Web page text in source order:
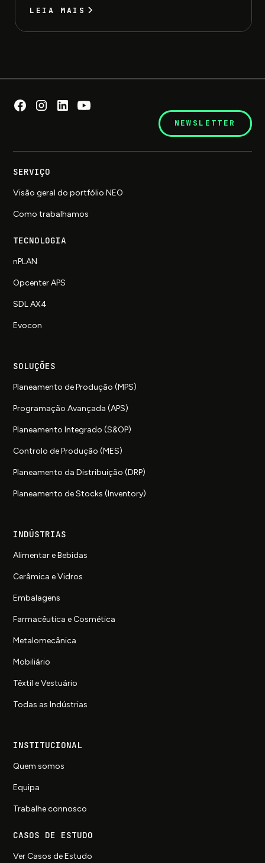
LEIA MAIS
NEWSLETTER
SERVIÇO
Visão geral do portfólio NEO
Como trabalhamos
TECNOLOGIA
nPLAN
Opcenter APS
SDL AX4
Evocon
SOLUÇÕES
Planeamento de Produção (MPS)
Programação Avançada (APS)
Planeamento Integrado (S&OP)
Controlo de Produção (MES)
Planeamento da Distribuição (DRP)
Planeamento de Stocks (Inventory)
INDÚSTRIAS
Alimentar e Bebidas
Cerâmica e Vidros
Embalagens
Farmacêutica e Cosmética
Metalomecânica
Mobiliário
Têxtil e Vestuário
Todas as Indústrias
INSTITUCIONAL
Quem somos
Equipa
Trabalhe connosco
CASOS DE ESTUDO
Ver Casos de Estudo